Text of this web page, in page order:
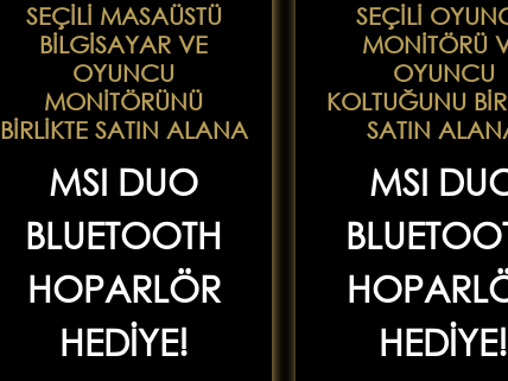
SEÇİLİ MASAÜSTÜ
BİLGİSAYAR VE
OYUNCU
MONİTÖRÜNÜ
BİRLİKTE SATIN ALANA
MSI DUO
BLUETOOTH
HOPARLÖR
HEDİYE!
SEÇİLİ
MONİTÖRÜ
OYUNCU
KOLTUĞUNU
SATIN
MSI
HEDİYE!